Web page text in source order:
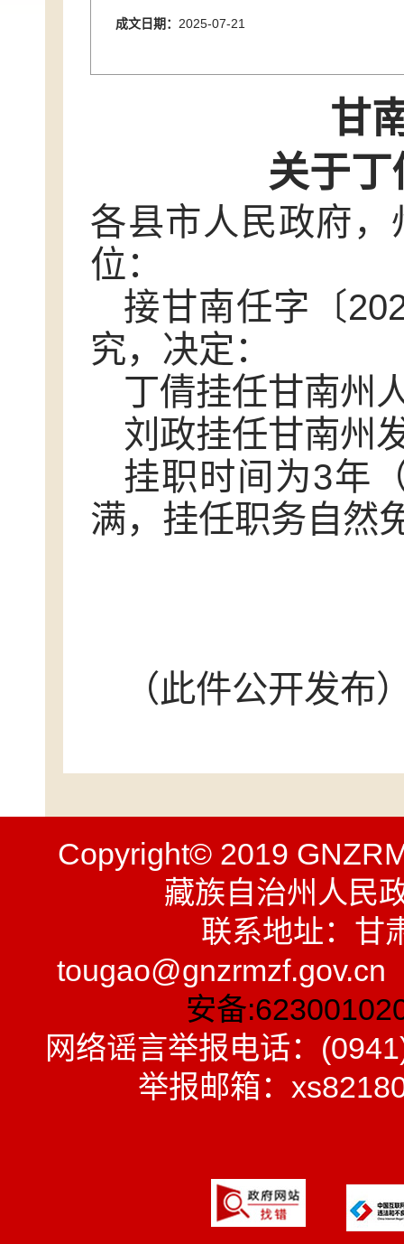
成文日期： 2025-07-21
甘
关于
各县市人民政府
位：
接甘南任字〔
究，决定：
丁倩挂任甘南州
刘政挂任甘南州
挂职时间为3年
满，挂任职务自然
（此件公开发布
Copyright© 2019
藏族自治州人民
联系地址：甘
安备
网络谣言举报电话：
举报邮箱：